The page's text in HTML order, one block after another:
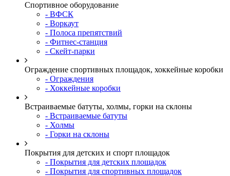
Спортивное оборудование
- ВФСК
- Воркаут
- Полоса препятствий
- Фитнес-станция
- Скейт-парки
Ограждение спортивных площадок, хоккейные коробки
- Ограждения
- Хоккейные коробки
Встраиваемые батуты, холмы, горки на склоны
- Встраиваемые батуты
- Холмы
- Горки на склоны
Покрытия для детских и спорт площадок
- Покрытия для детских площадок
- Покрытия для спортивных площадок